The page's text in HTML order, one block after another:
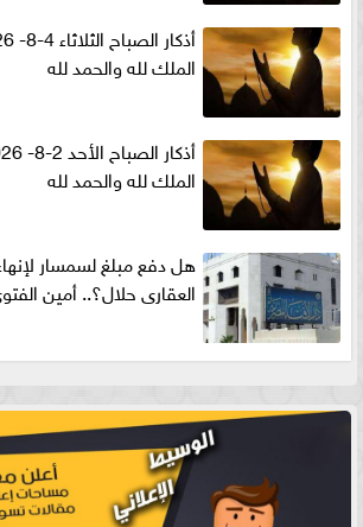
الملك لله والحمد لله
الملك لله والحمد لله
هل دفع مبلغ لسمسار
العقارى حلال؟.. أمين